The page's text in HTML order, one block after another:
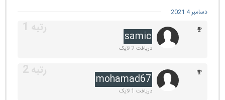
دسامبر 4 2021
samic
دریافت 2 لایک
mohamad67
دریافت 1 لایک